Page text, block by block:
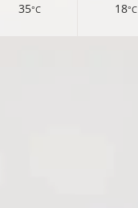
35°C 18°C